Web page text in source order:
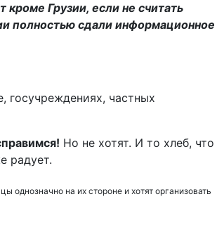
кроме Грузии, если не считать
полностью сдали информационное
госучреждениях, частных
Но не хотят. И то хлеб, что
радует.
однозначно на их стороне и хотят организовать